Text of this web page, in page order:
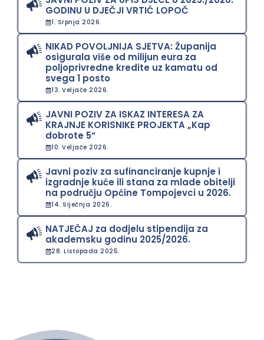
GODINU U DJEČJI VRTIĆ LOPOČ
1. Srpnja 2026.
NIKAD POVOLJNIJA SJETVA: Županija
osigurala više od milijun eura za
poljoprivredne kredite uz kamatu od
svega 1 posto
13. Veljače 2026.
JAVNI POZIV ZA ISKAZ INTERESA ZA
KRAJNJE KORISNIKE PROJEKTA „Kap
dobrote 5“
10. Veljače 2026.
Javni poziv za sufinanciranje kupnje i
izgradnje kuće ili stana za mlade obitelji
na području Općine Tompojevci u 2026.
14. Siječnja 2026.
NATJEČAJ za dodjelu stipendija za
akademsku godinu 2025/2026.
28. Listopada 2025.